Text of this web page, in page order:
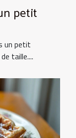
petit
un petit
taille....